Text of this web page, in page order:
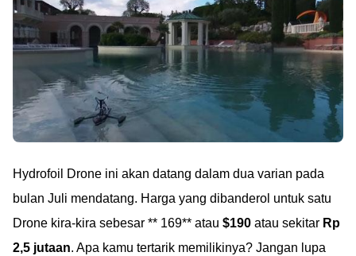
Hydrofoil Drone ini akan datang dalam dua varian pada
bulan Juli mendatang. Harga yang dibanderol untuk satu
Drone kira-kira sebesar ** 169** atau $190 atau sekitar Rp
2,5 jutaan. Apa kamu tertarik memilikinya? Jangan lupa